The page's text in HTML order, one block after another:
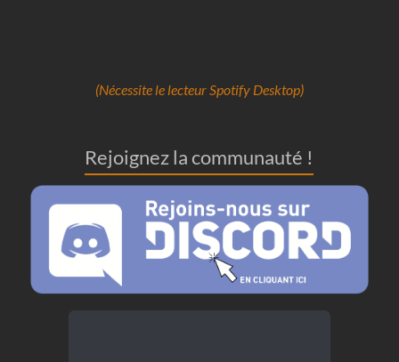
(Nécessite le lecteur Spotify Desktop)
Rejoignez la communauté !